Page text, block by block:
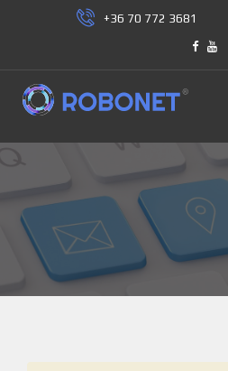
+36 70 772 3681